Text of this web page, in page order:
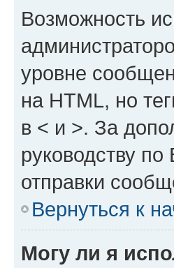
Возможность
уровне
на HTML, но
в < и >. За
руководству
отправки
Вернуться к
Могу ли я